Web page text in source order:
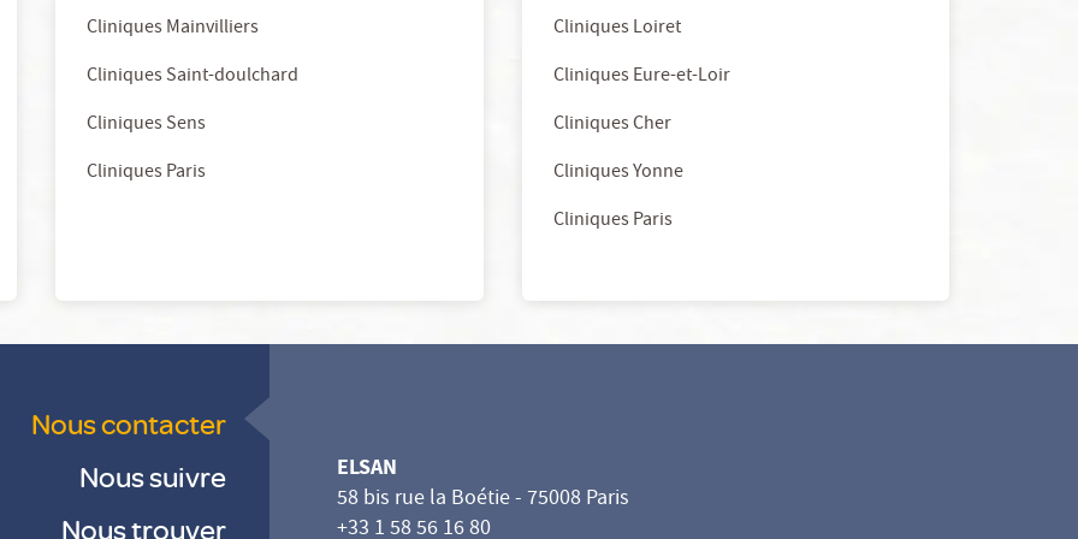
Cliniques Mainvilliers
Cliniques Saint-doulchard
Cliniques Sens
Cliniques Paris
Cliniques Loiret
Cliniques Eure-et-Loir
Cliniques Cher
Cliniques Yonne
Cliniques Paris
Nous contacter
Nous suivre
Nous trouver
ELSAN
58 bis rue la Boétie - 75008 Paris
+33 1 58 56 16 80